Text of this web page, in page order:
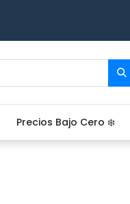
Precios Bajo Cero ❄️